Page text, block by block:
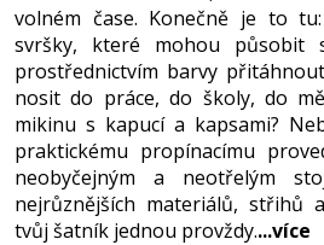
volném čase. Konečně je to
svršky, které mohou působit
prostřednictvím barvy
nosit do práce, do školy, do
mikinu s kapucí a kapsami?
praktickému propínacímu
neobyčejným a neotřelým
nejrůznějších materiálů, střihů
tvůj šatník jednou provždy....více